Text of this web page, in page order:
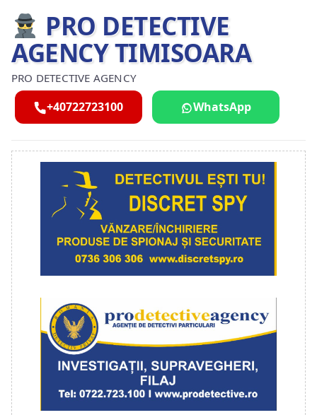
PRO DETECTIVE
AGENCY TIMISOARA
PRO DETECTIVE AGENCY
+40722723100 WhatsApp